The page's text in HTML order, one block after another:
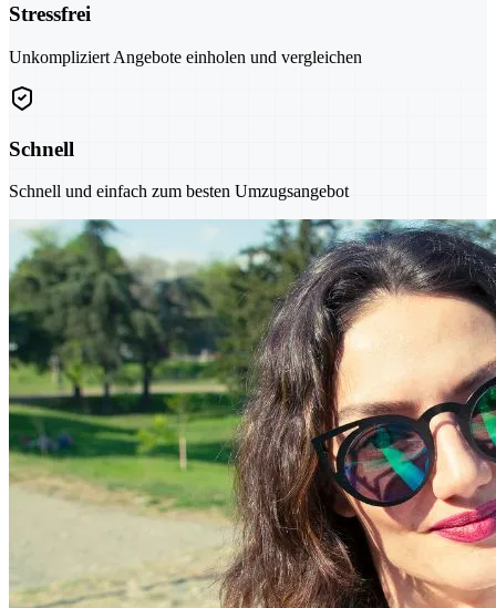
Stressfrei
Unkompliziert Angebote einholen und vergleichen
Schnell
Schnell und einfach zum besten Umzugsangebot